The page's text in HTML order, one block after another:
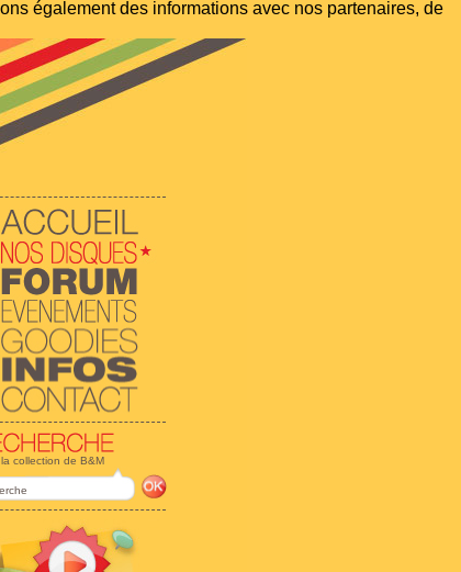
également des informations avec nos partenaires, de
collection de B&M